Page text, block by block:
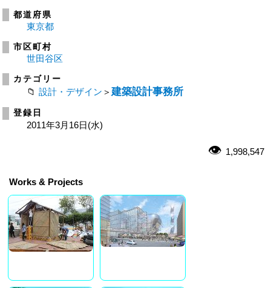
都道府県
東京都
市区町村
世田谷区
カテゴリー
設計・デザイン ＞ 建築設計事務所
登録日
2011年3月16日(水)
1,998,547
Works & Projects